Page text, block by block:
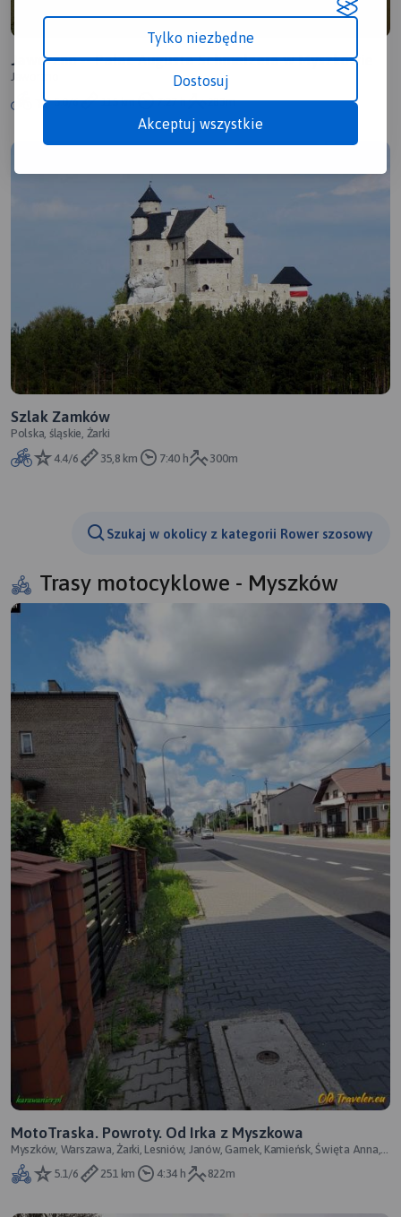
Tylko niezbędne
Dostosuj
Akceptuj wszystkie
Jaworzno -- Pałac Augusta Schmelzera w Myszkowie
Jaworzno
5.0/6
115 km 7:27 h 283m
Szlak Zamków
Polska, śląskie, Żarki
4.4/6
35,8 km 7:40 h 300m
Szukaj w okolicy z kategorii Rower szosowy
Trasy motocyklowe - Myszków
MotoTraska. Powroty. Od Irka z Myszkowa
Myszków, Warszawa, Żarki, Lesniów, Janów, Garnek, Kamieńsk, Święta Anna,
Mszczonów Pruszków
5.1/6
251 km 4:34 h 822m